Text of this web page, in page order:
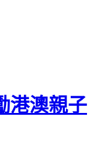
港澳親子